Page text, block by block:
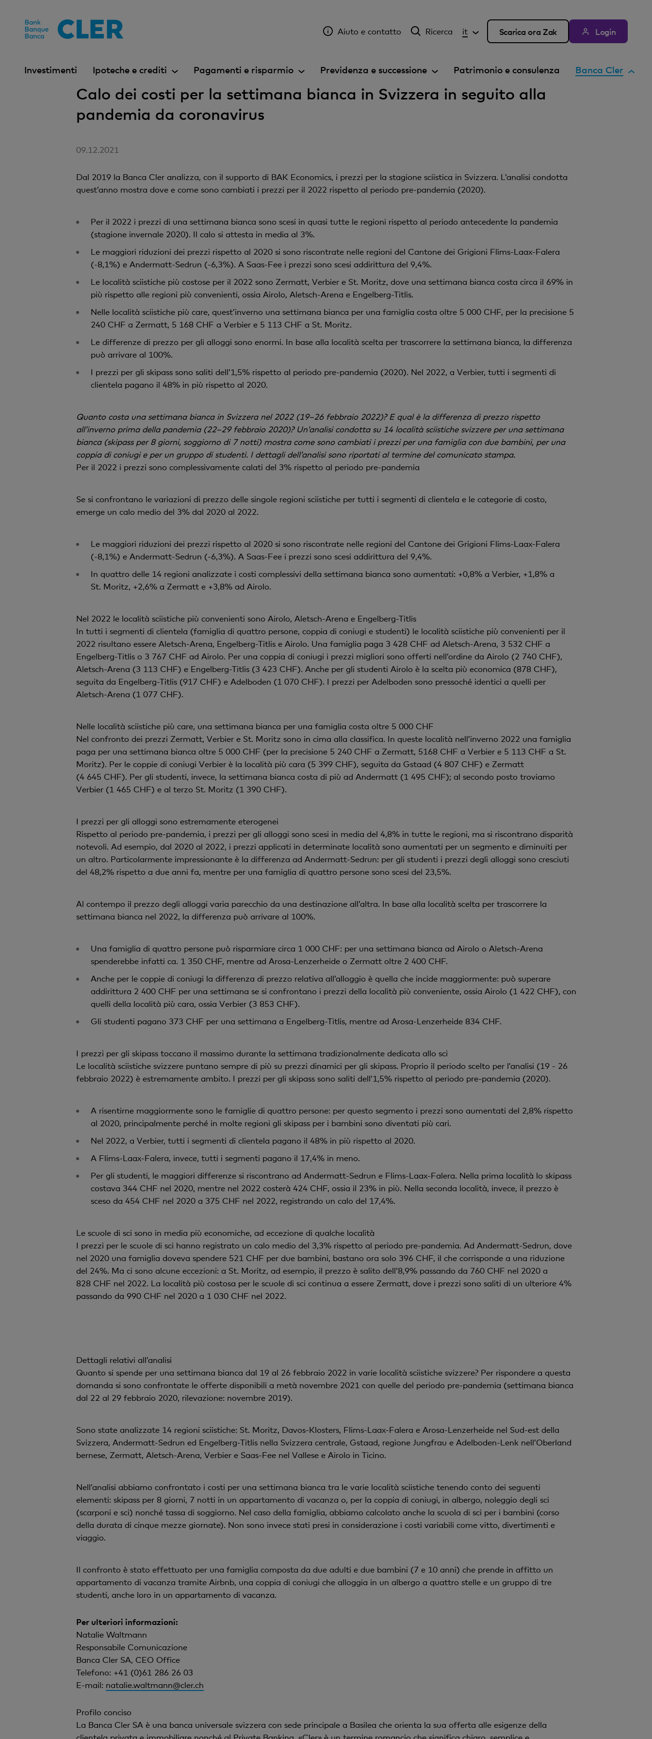
Aiuto e contatto Ricerca it Scarica ora Zak Login
Investimenti Ipoteche e crediti Pagamenti e risparmio Previdenza e successione Patrimonio e consulenza Banca Cler
Calo dei costi per la settimana bianca in Svizzera in seguito alla
pandemia da coronavirus
09.12.2021
Dal 2019 la Banca Cler analizza, con il supporto di BAK Economics, i prezzi per la stagione sciistica in Svizzera. L’analisi condotta
quest’anno mostra dove e come sono cambiati i prezzi per il 2022 rispetto al periodo pre-pandemia (2020).
Per il 2022 i prezzi di una settimana bianca sono scesi in quasi tutte le regioni rispetto al periodo antecedente la pandemia
(stagione invernale 2020). Il calo si attesta in media al 3%.
Le maggiori riduzioni dei prezzi rispetto al 2020 si sono riscontrate nelle regioni del Cantone dei Grigioni Flims-Laax-Falera
(-8,1%) e Andermatt-Sedrun (-6,3%). A Saas-Fee i prezzi sono scesi addirittura del 9,4%.
Le località sciistiche più costose per il 2022 sono Zermatt, Verbier e St. Moritz, dove una settimana bianca costa circa il 69% in
più rispetto alle regioni più convenienti, ossia Airolo, Aletsch-Arena e Engelberg-Titlis.
Nelle località sciistiche più care, quest’inverno una settimana bianca per una famiglia costa oltre 5 000 CHF, per la precisione 5
240 CHF a Zermatt, 5 168 CHF a Verbier e 5 113 CHF a St. Moritz.
Le differenze di prezzo per gli alloggi sono enormi. In base alla località scelta per trascorrere la settimana bianca, la differenza
può arrivare al 100%.
I prezzi per gli skipass sono saliti dell’1,5% rispetto al periodo pre-pandemia (2020). Nel 2022, a Verbier, tutti i segmenti di
clientela pagano il 48% in più rispetto al 2020.
Quanto costa una settimana bianca in Svizzera nel 2022 (19–26 febbraio 2022)? E qual è la differenza di prezzo rispetto
all’inverno prima della pandemia (22–29 febbraio 2020)? Un’analisi condotta su 14 località sciistiche svizzere per una settimana
bianca (skipass per 8 giorni, soggiorno di 7 notti) mostra come sono cambiati i prezzi per una famiglia con due bambini, per una
coppia di coniugi e per un gruppo di studenti. I dettagli dell’analisi sono riportati al termine del comunicato stampa.
Per il 2022 i prezzi sono complessivamente calati del 3% rispetto al periodo pre-pandemia
Se si confrontano le variazioni di prezzo delle singole regioni sciistiche per tutti i segmenti di clientela e le categorie di costo,
emerge un calo medio del 3% dal 2020 al 2022.
Le maggiori riduzioni dei prezzi rispetto al 2020 si sono riscontrate nelle regioni del Cantone dei Grigioni Flims-Laax-Falera
(-8,1%) e Andermatt-Sedrun (-6,3%). A Saas-Fee i prezzi sono scesi addirittura del 9,4%.
In quattro delle 14 regioni analizzate i costi complessivi della settimana bianca sono aumentati: +0,8% a Verbier, +1,8% a
St. Moritz, +2,6% a Zermatt e +3,8% ad Airolo.
Nel 2022 le località sciistiche più convenienti sono Airolo, Aletsch-Arena e Engelberg-Titlis
In tutti i segmenti di clientela (famiglia di quattro persone, coppia di coniugi e studenti) le località sciistiche più convenienti per il
2022 risultano essere Aletsch-Arena, Engelberg-Titlis e Airolo. Una famiglia paga 3 428 CHF ad Aletsch-Arena, 3 532 CHF a
Engelberg-Titlis o 3 767 CHF ad Airolo. Per una coppia di coniugi i prezzi migliori sono offerti nell’ordine da Airolo (2 740 CHF),
Aletsch-Arena (3 113 CHF) e Engelberg-Titlis (3 423 CHF). Anche per gli studenti Airolo è la scelta più economica (878 CHF),
seguita da Engelberg-Titlis (917 CHF) e Adelboden (1 070 CHF). I prezzi per Adelboden sono pressoché identici a quelli per
Aletsch-Arena (1 077 CHF).
Nelle località sciistiche più care, una settimana bianca per una famiglia costa oltre 5 000 CHF
Nel confronto dei prezzi Zermatt, Verbier e St. Moritz sono in cima alla classifica. In queste località nell’inverno 2022 una famiglia
paga per una settimana bianca oltre 5 000 CHF (per la precisione 5 240 CHF a Zermatt, 5168 CHF a Verbier e 5 113 CHF a St.
Moritz). Per le coppie di coniugi Verbier è la località più cara (5 399 CHF), seguita da Gstaad (4 807 CHF) e Zermatt
(4 645 CHF). Per gli studenti, invece, la settimana bianca costa di più ad Andermatt (1 495 CHF); al secondo posto troviamo
Verbier (1 465 CHF) e al terzo St. Moritz (1 390 CHF).
I prezzi per gli alloggi sono estremamente eterogenei
Rispetto al periodo pre-pandemia, i prezzi per gli alloggi sono scesi in media del 4,8% in tutte le regioni, ma si riscontrano disparità
notevoli. Ad esempio, dal 2020 al 2022, i prezzi applicati in determinate località sono aumentati per un segmento e diminuiti per
un altro. Particolarmente impressionante è la differenza ad Andermatt-Sedrun: per gli studenti i prezzi degli alloggi sono cresciuti
del 48,2% rispetto a due anni fa, mentre per una famiglia di quattro persone sono scesi del 23,5%.
Al contempo il prezzo degli alloggi varia parecchio da una destinazione all’altra. In base alla località scelta per trascorrere la
settimana bianca nel 2022, la differenza può arrivare al 100%.
Una famiglia di quattro persone può risparmiare circa 1 000 CHF: per una settimana bianca ad Airolo o Aletsch-Arena
spenderebbe infatti ca. 1 350 CHF, mentre ad Arosa-Lenzerheide o Zermatt oltre 2 400 CHF.
Anche per le coppie di coniugi la differenza di prezzo relativa all’alloggio è quella che incide maggiormente: può superare
addirittura 2 400 CHF per una settimana se si confrontano i prezzi della località più conveniente, ossia Airolo (1 422 CHF), con
quelli della località più cara, ossia Verbier (3 853 CHF).
Gli studenti pagano 373 CHF per una settimana a Engelberg-Titlis, mentre ad Arosa-Lenzerheide 834 CHF.
I prezzi per gli skipass toccano il massimo durante la settimana tradizionalmente dedicata allo sci
Le località sciistiche svizzere puntano sempre di più su prezzi dinamici per gli skipass. Proprio il periodo scelto per l’analisi (19 - 26
febbraio 2022) è estremamente ambito. I prezzi per gli skipass sono saliti dell’1,5% rispetto al periodo pre-pandemia (2020).
A risentirne maggiormente sono le famiglie di quattro persone: per questo segmento i prezzi sono aumentati del 2,8% rispetto
al 2020, principalmente perché in molte regioni gli skipass per i bambini sono diventati più cari.
Nel 2022, a Verbier, tutti i segmenti di clientela pagano il 48% in più rispetto al 2020.
A Flims-Laax-Falera, invece, tutti i segmenti pagano il 17,4% in meno.
Per gli studenti, le maggiori differenze si riscontrano ad Andermatt-Sedrun e Flims-Laax-Falera. Nella prima località lo skipass
costava 344 CHF nel 2020, mentre nel 2022 costerà 424 CHF, ossia il 23% in più. Nella seconda località, invece, il prezzo è
sceso da 454 CHF nel 2020 a 375 CHF nel 2022, registrando un calo del 17,4%.
Le scuole di sci sono in media più economiche, ad eccezione di qualche località
I prezzi per le scuole di sci hanno registrato un calo medio del 3,3% rispetto al periodo pre-pandemia. Ad Andermatt-Sedrun, dove
nel 2020 una famiglia doveva spendere 521 CHF per due bambini, bastano ora solo 396 CHF, il che corrisponde a una riduzione
del 24%. Ma ci sono alcune eccezioni: a St. Moritz, ad esempio, il prezzo è salito dell’8,9% passando da 760 CHF nel 2020 a
828 CHF nel 2022. La località più costosa per le scuole di sci continua a essere Zermatt, dove i prezzi sono saliti di un ulteriore 4%
passando da 990 CHF nel 2020 a 1 030 CHF nel 2022.
Dettagli relativi all’analisi
Quanto si spende per una settimana bianca dal 19 al 26 febbraio 2022 in varie località sciistiche svizzere? Per rispondere a questa
domanda si sono confrontate le offerte disponibili a metà novembre 2021 con quelle del periodo pre-pandemia (settimana bianca
dal 22 al 29 febbraio 2020, rilevazione: novembre 2019).
Sono state analizzate 14 regioni sciistiche: St. Moritz, Davos-Klosters, Flims-Laax-Falera e Arosa-Lenzerheide nel Sud-est della
Svizzera, Andermatt-Sedrun ed Engelberg-Titlis nella Svizzera centrale, Gstaad, regione Jungfrau e Adelboden-Lenk nell’Oberland
bernese, Zermatt, Aletsch-Arena, Verbier e Saas-Fee nel Vallese e Airolo in Ticino.
Nell’analisi abbiamo confrontato i costi per una settimana bianca tra le varie località sciistiche tenendo conto dei seguenti
elementi: skipass per 8 giorni, 7 notti in un appartamento di vacanza o, per la coppia di coniugi, in albergo, noleggio degli sci
(scarponi e sci) nonché tassa di soggiorno. Nel caso della famiglia, abbiamo calcolato anche la scuola di sci per i bambini (corso
della durata di cinque mezze giornate). Non sono invece stati presi in considerazione i costi variabili come vitto, divertimenti e
viaggio.
Il confronto è stato effettuato per una famiglia composta da due adulti e due bambini (7 e 10 anni) che prende in affitto un
appartamento di vacanza tramite Airbnb, una coppia di coniugi che alloggia in un albergo a quattro stelle e un gruppo di tre
studenti, anche loro in un appartamento di vacanza.
Per ulteriori informazioni:
Natalie Waltmann
Responsabile Comunicazione
Banca Cler SA, CEO Office
Telefono: +41 (0)61 286 26 03
E-mail: natalie.waltmann@cler.ch
Profilo conciso
La Banca Cler SA è una banca universale svizzera con sede principale a Basilea che orienta la sua offerta alle esigenze della